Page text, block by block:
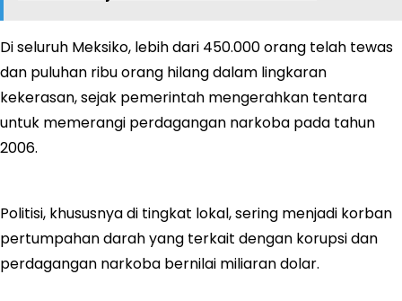
Di seluruh Meksiko, lebih dari 450.000 orang telah tewas
dan puluhan ribu orang hilang dalam lingkaran
kekerasan, sejak pemerintah mengerahkan tentara
untuk memerangi perdagangan narkoba pada tahun
2006.
Politisi, khususnya di tingkat lokal, sering menjadi korban
pertumpahan darah yang terkait dengan korupsi dan
perdagangan narkoba bernilai miliaran dolar.